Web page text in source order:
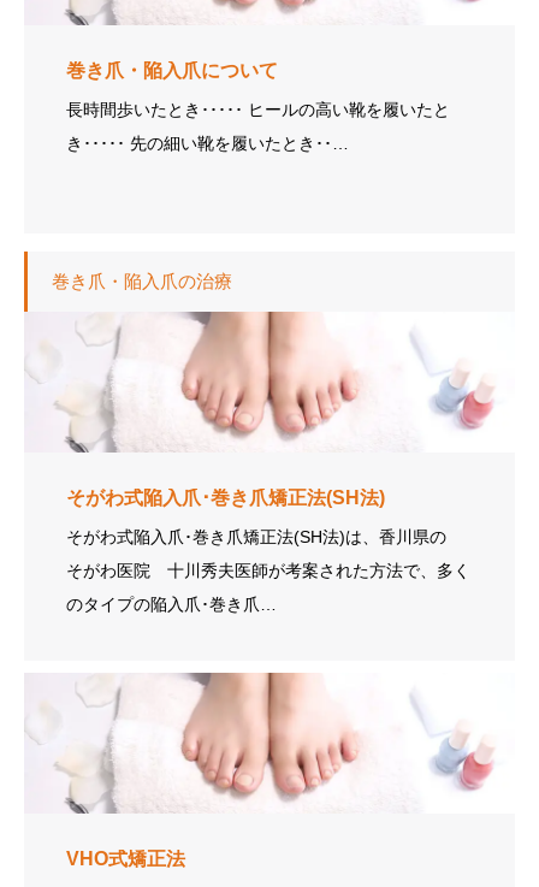
巻き爪・陥入爪について
長時間歩いたとき･････ ヒールの高い靴を履いたと
き･････ 先の細い靴を履いたとき･･…
巻き爪・陥入爪の治療
そがわ式陥入爪･巻き爪矯正法(SH法)
そがわ式陥入爪･巻き爪矯正法(SH法)は、香川県の
そがわ医院 十川秀夫医師が考案された方法で、多く
のタイプの陥入爪･巻き爪…
VHO式矯正法